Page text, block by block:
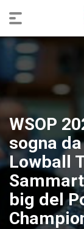
WSOP
sogna
Lowball
big del